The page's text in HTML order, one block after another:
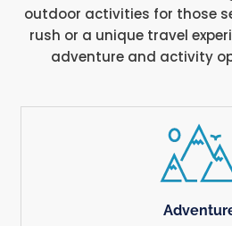
outdoor activities for those
rush or a unique travel
adventure and activity